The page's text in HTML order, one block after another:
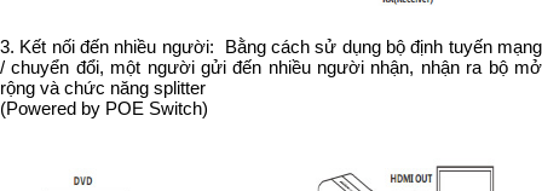
3. Kết nối đến nhiều người: Bằng cách sử dụng bộ định tuyến mạng
/ chuyển đổi, một người gửi đến nhiều người nhận, nhận ra bộ mở
rộng và chức năng splitter
(Powered by POE Switch)